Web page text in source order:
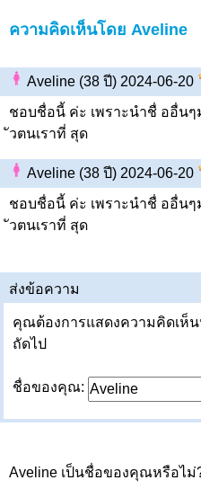
ความคิดเห็นโดย Aveline
Aveline (38 ปี) 2024-06-20
ชอบชื่อนี้ ค่ะ เพราะนำชื่ ออื่น
ัวตนเราที่ สุด
Aveline (38 ปี) 2024-06-20
ชอบชื่อนี้ ค่ะ เพราะนำชื่ ออื่น
ัวตนเราที่ สุด
ส่งข้อความ
คุณต้องการแสดงความคิดเห็
ถัดไป
ชื่อของคุณ:
Aveline เป็นชื่อของคุณหรือไม่